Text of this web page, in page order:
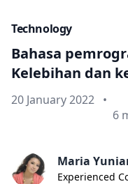
Technology
Bahasa
Kelebihan dan
Published on
20 January 2022 •
6
Maria
Experienced